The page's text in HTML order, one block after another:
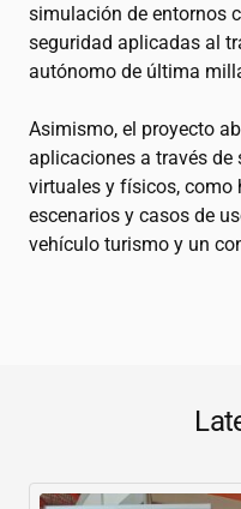
simulación de entornos
seguridad aplicadas al
autónomo de última
Asimismo, el proyecto
aplicaciones a través
virtuales y físicos, como
escenarios y casos de
vehículo turismo y un